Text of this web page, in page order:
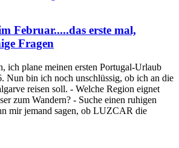
Februar.....das erste mal,
Fragen
ich plane meinen ersten Portugal-Urlaub
Nun bin ich noch unschlüssig, ob ich an die
reisen soll. - Welche Region eignet
zum Wandern? - Suche einen ruhigen
mir jemand sagen, ob LUZCAR die